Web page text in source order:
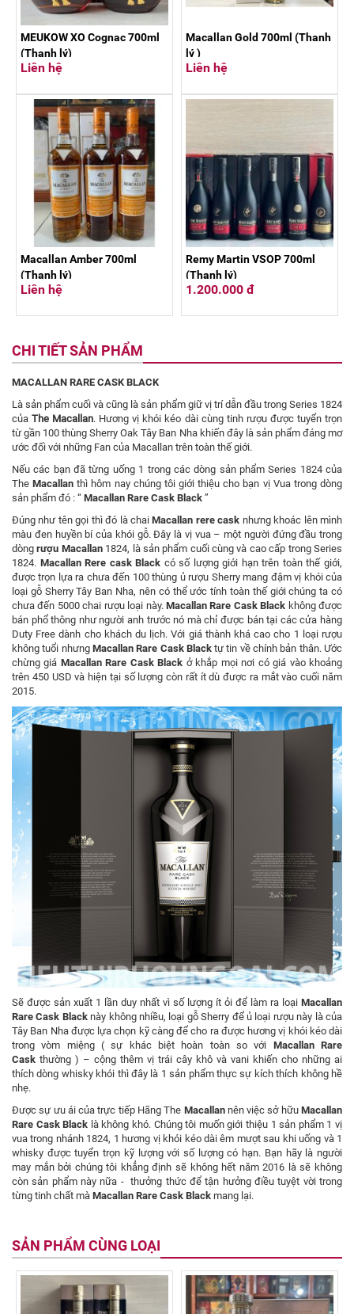
MEUKOW XO Cognac 700ml
(Thanh lý)
Liên hệ
Macallan Gold 700ml (Thanh
lý )
Liên hệ
Macallan Amber 700ml
(Thanh lý)
Liên hệ
Remy Martin VSOP 700ml
(Thanh lý)
1.200.000 đ
CHI TIẾT SẢN PHẨM
MACALLAN RARE CASK BLACK
Là sản phẩm cuối và cũng là sản phẩm giữ vị trí dẫn đầu trong Series 1824
củaThe Macallan. Hương vị khói kéo dài cùng tinh rượu được tuyển trọn
từ gần 100 thùng Sherry Oak Tây Ban Nha khiến đây là sản phẩm đáng mơ
ước đối với những Fan của Macallan trên toàn thế giới.
Nếu các bạn đã từng uống 1 trong các dòng sản phẩm Series 1824 của
TheMacallan thì hôm nay chúng tôi giới thiệu cho bạn vị Vua trong dòng
sản phẩm đó : “ Macallan Rare Cask Black ”
Đúng như tên gọi thì đó là chaiMacallan rere cask nhưng khoác lên mình
màu đen huyền bí của khói gỗ. Đây là vị vua – một người đứng đầu trong
dòngrượu Macallan1824, là sản phẩm cuối cùng và cao cấp trong Series
1824. Macallan Rere cask Black có số lượng giới hạn trên toàn thế giới,
được trọn lựa ra chưa đến 100 thùng ủ rượu Sherry mang đậm vị khói của
loại gỗ Sherry Tây Ban Nha, nên có thể ước tính toàn thế giới chúng ta có
chưa đến 5000 chai rượu loại này. Macallan Rare Cask Black không được
bán phổ thông như người anh trước nó mà chỉ được bán tại các cửa hàng
Duty Free dành cho khách du lịch. Với giá thành khá cao cho 1 loại rượu
không tuổi nhưng Macallan Rare Cask Blacktự tin về chính bản thân. Ước
chừng giá Macallan Rare Cask Black ở khắp mọi nơi có giá vào khoảng
trên 450 USD và hiện tại số lượng còn rất ít dù được ra mắt vào cuối năm
2015.
Sẽ được sản xuất 1 lần duy nhất vì số lượng ít ỏi để làm ra loại Macallan
Rare Cask Blacknày không nhiều, loại gỗ Sherry để ủ loại rượu này là của
Tây Ban Nha được lựa chọn kỹ càng để cho ra được hương vị khói kéo dài
trong vòm miệng ( sự khác biệt hoàn toàn so với Macallan Rare
Cask thường ) – cộng thêm vị trái cây khô và vani khiến cho những ai
thích dòng whisky khói thì đây là 1 sản phẩm thực sự kích thích không hề
nhẹ.
Được sự ưu ái của trực tiếp Hãng The Macallannên việc sở hữuMacallan
Rare Cask Black là không khó. Chúng tôi muốn giới thiệu 1 sản phẩm 1 vị
vua trong nhánh 1824, 1 hương vị khói kéo dài êm mượt sau khi uống và 1
whisky được tuyển trọn kỹ lượng với số lượng có hạn. Bạn hãy là người
may mắn bởi chúng tôi khẳng định sẽ không hết năm 2016 là sẽ không
còn sản phẩm này nữa - thưởng thức để tận hưởng điều tuyệt vời trong
từng tinh chất mà Macallan Rare Cask Black mang lại.
SẢN PHẨM CÙNG LOẠI